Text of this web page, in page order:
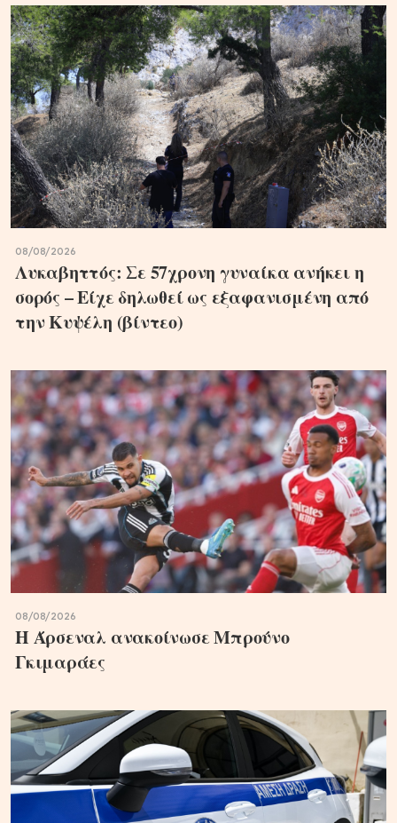
08/08/2026
Λυκαβηττός: Σε 57χρονη γυναίκα ανήκει η
σορός – Είχε δηλωθεί ως εξαφανισμένη από
την Κυψέλη (βίντεο)
08/08/2026
Η Άρσεναλ ανακοίνωσε Μπρούνο
Γκιμαράες